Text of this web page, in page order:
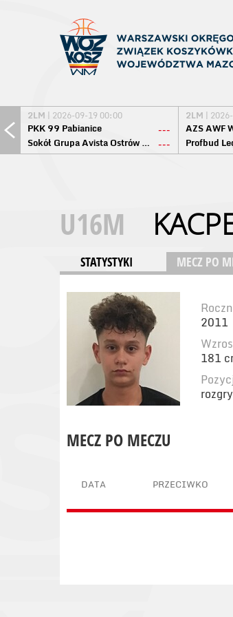
2LM | 2026-09-19 00:00
PKK 99 Pabianice
---
Sokół Grupa Avista Ostrów Maz. ---
2LM |
AZS AWF
Profbud
U16M
STATYSTYKI MECZ PO
2011
181
MECZ PO MECZU
DATA PRZECIWKO